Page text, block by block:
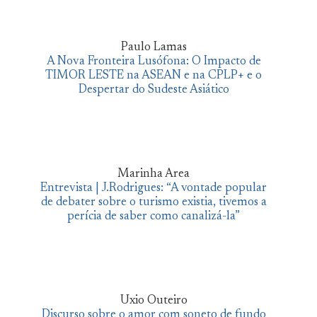
Paulo Lamas
A Nova Fronteira Lusófona: O Impacto de
TIMOR LESTE na ASEAN e na CPLP+ e o
Despertar do Sudeste Asiático
Marinha Area
Entrevista | J.Rodrigues: “A vontade popular
de debater sobre o turismo existia, tivemos a
perícia de saber como canalizá-la”
Uxio Outeiro